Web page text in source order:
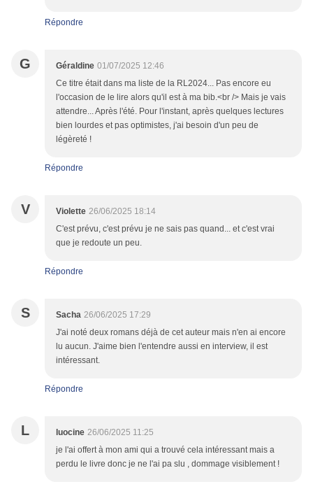
Répondre
G Géraldine 01/07/2025 12:46
Ce titre était dans ma liste de la RL2024... Pas encore eu
l'occasion de le lire alors qu'il est à ma bib.<br /> Mais je vais
attendre... Après l'été. Pour l'instant, après quelques lectures
bien lourdes et pas optimistes, j'ai besoin d'un peu de
légèreté !
Répondre
V Violette 26/06/2025 18:14
C'est prévu, c'est prévu je ne sais pas quand... et c'est vrai
que je redoute un peu.
Répondre
S Sacha 26/06/2025 17:29
J'ai noté deux romans déjà de cet auteur mais n'en ai encore
lu aucun. J'aime bien l'entendre aussi en interview, il est
intéressant.
Répondre
L luocine 26/06/2025 11:25
je l'ai offert à mon ami qui a trouvé cela intéressant mais a
perdu le livre donc je ne l'ai pa slu , dommage visiblement !